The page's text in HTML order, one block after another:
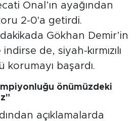
Önal’ın ayağından
2-0'a getirdi.
Gökhan Demir’in
de, siyah-kırmızılı
başardı.
önümüzdeki
açıklamalarda